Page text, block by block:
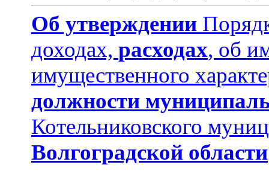
Об утверждении
доходах, расходах, об
имущественного
должности
Котельниковского
Волгоградской области